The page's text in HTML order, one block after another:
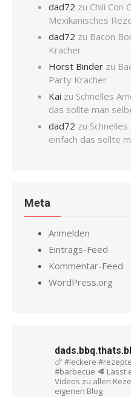
dad72 zu Chili Con
Mexikanisches
dad72 zu Bacon
Kracher
Horst Binder zu
Party Kracher
Kai zu Schnelles
das sollte man
dad72 zu
einfach das sollte
Meta
Anmelden
Eintrags-Feed
Kommentar-Feed
WordPress.org
🍗 #leckere
#barbecue 🥩 Lasst
Videos zu allen
eigenen Blog